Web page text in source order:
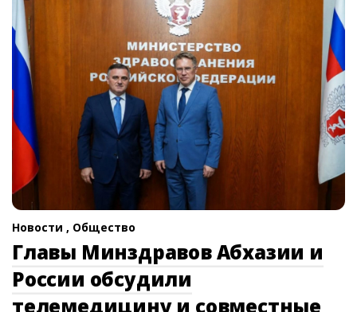
Новости , Общество
Главы Минздравов Абхазии и
России обсудили
телемедицину и совместные